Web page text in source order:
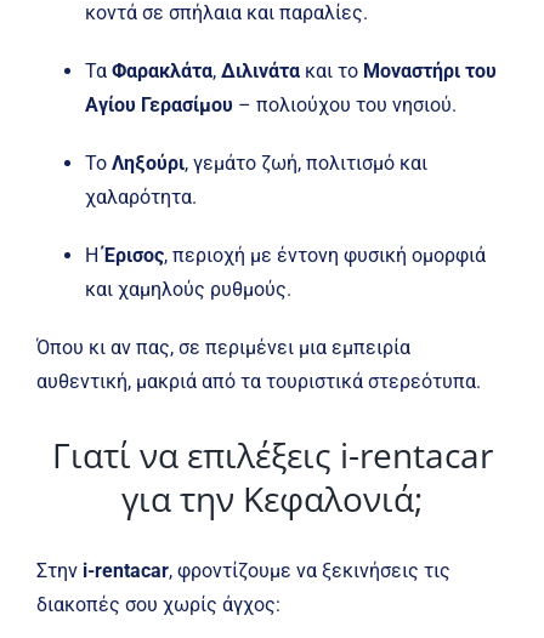
κοντά σε σπήλαια και παραλίες.
Τα Φαρακλάτα, Διλινάτακαι το Μοναστήρι του
Αγίου Γερασίμου – πολιούχου του νησιού.
Το Ληξούρι, γεμάτο ζωή, πολιτισμό και
χαλαρότητα.
ΗΈρισος, περιοχή με έντονη φυσική ομορφιά
και χαμηλούς ρυθμούς.
Όπου κι αν πας, σε περιμένει μια εμπειρία
αυθεντική, μακριά από τα τουριστικά στερεότυπα.
Γιατί να επιλέξεις i-rentacar
για την Κεφαλονιά;
Στην i-rentacar, φροντίζουμε να ξεκινήσεις τις
διακοπές σου χωρίς άγχος: